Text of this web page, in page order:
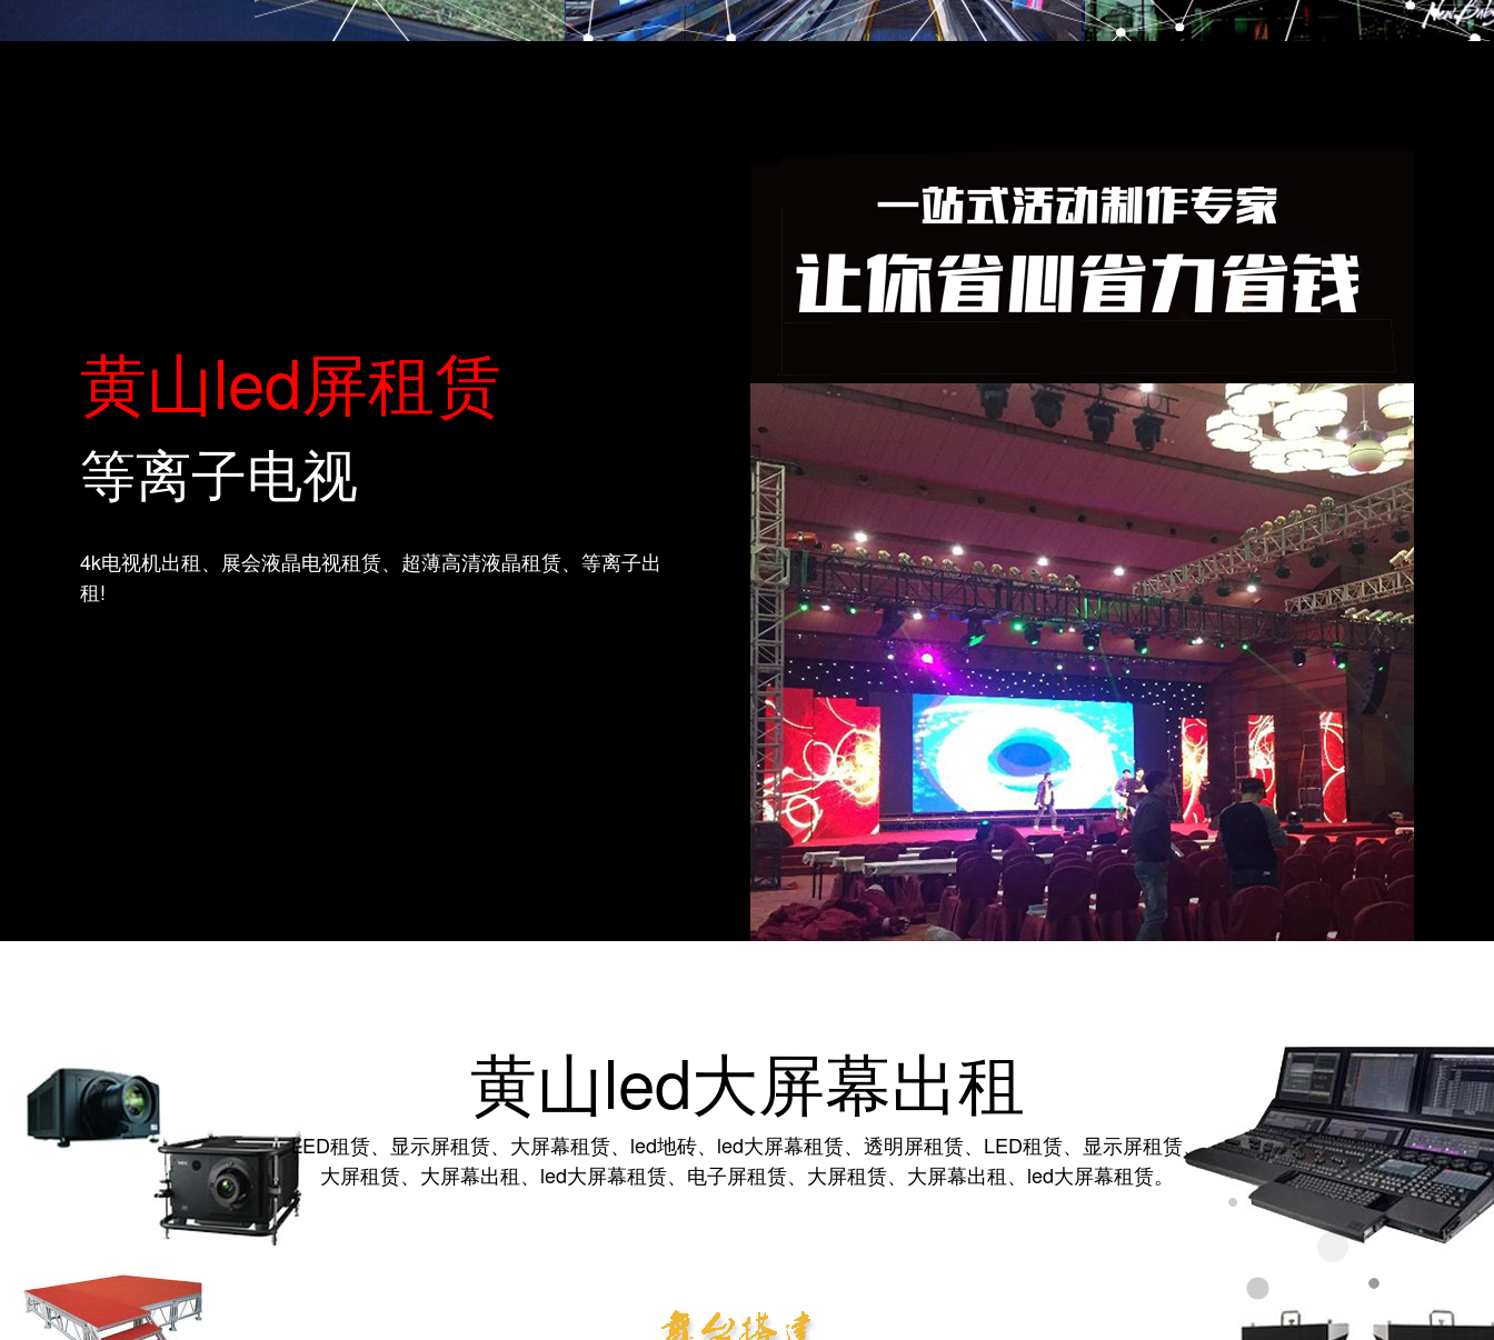
黄山led屏租赁
等离子电视
4k电视机出租、展会液晶电视租赁、超薄高清液晶租赁、等离子出
租!
黄山led大屏幕出租
LED租赁、显示屏租赁、大屏幕租赁、led地砖、led大屏幕租赁、透明屏租赁、LED租赁、显示屏租赁、
大屏租赁、大屏幕出租、led大屏幕租赁、电子屏租赁、大屏租赁、大屏幕出租、led大屏幕租赁。